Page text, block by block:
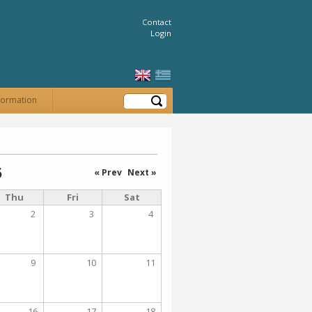
Contact
Login
Search
« Prev Next »
Thu Fri
Sat
2 3 4
9 10 11